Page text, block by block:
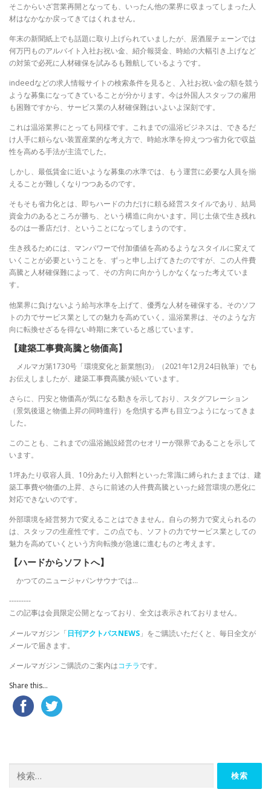
そこからいざ営業再開となっても、いったん他の業界に収まってしまった人
材はなかなか戻ってきてはくれません。
年末の新聞紙上でも話題に取り上げられていましたが、居酒屋チェーンでは
何万円ものアルバイト入社お祝い金、紹介報奨金、時給の大幅引き上げなど
の対策で必死に人材確保を試みるも難航しているようです。
indeedなどの求人情報サイトの検索条件を見ると、入社お祝い金の額を競う
ような募集になってきていることが分かります。今は外国人スタッフの雇用
も困難ですから、サービス業の人材確保難はいよいよ深刻です。
これは温浴業界にとっても同様です。これまでの温浴ビジネスは、できるだ
け人手に頼らない装置産業的な考え方で、時給水準を抑えつつ省力化で収益
性を高める手法が主流でした。
しかし、最低賃金に近いような募集の水準では、もう運営に必要な人員を揃
えることが難しくなりつつあるのです。
そもそも省力化とは、即ちハードの力だけに頼る経営スタイルであり、結局
資金力のあるところが勝ち、という構造に向かいます。同じ土俵で生き残れ
るのは一番店だけ、ということになってしまうのです。
生き残るためには、マンパワーで付加価値を高めるようなスタイルに変えて
いくことが必要ということを、ずっと申し上げてきたのですが、この人件費
高騰と人材確保難によって、その方向に向かうしかなくなった考えていま
す。
他業界に負けないよう給与水準を上げて、優秀な人材を確保する。そのソフ
トの力でサービス業としての魅力を高めていく。温浴業界は、そのような方
向に転換せざるを得ない時期に来ていると感じています。
【建築工事費高騰と物価高】
メルマガ第1730号「環境変化と新業態(3)」（2021年12月24日執筆）でも
お伝えしましたが、建築工事費高騰が続いています。
さらに、円安と物価高が気になる動きを示しており、スタグフレーション
（景気後退と物価上昇の同時進行）を危惧する声も目立つようになってきま
した。
このことも、これまでの温浴施設経営のセオリーが限界であることを示して
います。
1坪あたり収容人員、10分あたり入館料といった常識に縛られたままでは、建
築工事費や物価の上昇、さらに前述の人件費高騰といった経営環境の悪化に
対応できないのです。
外部環境を経営努力で変えることはできません。自らの努力で変えられるの
は、スタッフの生産性です。この点でも、ソフトの力でサービス業としての
魅力を高めていくという方向転換が急速に進むものと考えます。
【ハードからソフトへ】
かつてのニュージャパンサウナでは…
---------
この記事は会員限定公開となっており、全文は表示されておりません。
メールマガジン「日刊アクトパスNEWS 」をご購読いただくと、毎日全文が
メールで届きます。
メールマガジンご購読のご案内はコチラです。
Share this...
索: